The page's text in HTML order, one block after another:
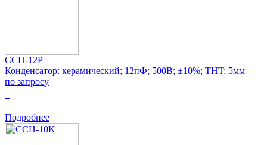
CCH-12P
Конденсатор: керамический; 12пФ; 500В; ±10%; THT; 5мм
по запросу
Подробнее